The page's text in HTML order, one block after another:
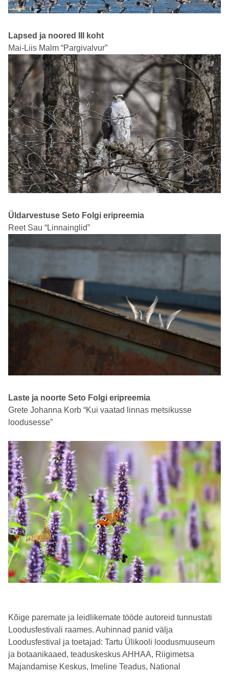
Lapsed ja noored III koht
Mai-Liis Malm “Pargivalvur”
Üldarvestuse Seto Folgi eripreemia
Reet Sau “Linnainglid”
Laste ja noorte Seto Folgi eripreemia
Grete Johanna Korb “Kui vaatad linnas metsikusse
loodusesse”
Kõige paremate ja leidlikemate tööde autoreid tunnustati
Loodusfestivali raames. Auhinnad panid välja
Loodusfestival ja toetajad: Tartu Ülikooli loodusmuuseum
ja botaanikaaed, teaduskeskus AHHAA, Riigimetsa
Majandamise Keskus, Imeline Teadus, National